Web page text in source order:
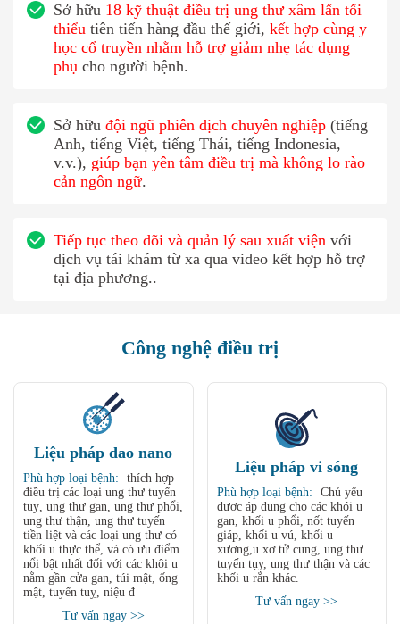
Sở hữu 18 kỹ thuật điều trị ung thư xâm lấn tối
thiểu tiên tiến hàng đầu thế giới, kết hợp cùng y
học cổ truyền nhằm hỗ trợ giảm nhẹ tác dụng
phụ cho người bệnh.
Sở hữu đội ngũ phiên dịch chuyên nghiệp (tiếng
Anh, tiếng Việt, tiếng Thái, tiếng Indonesia,
v.v.), giúp bạn yên tâm điều trị mà không lo rào
cản ngôn ngữ.
Tiếp tục theo dõi và quản lý sau xuất viện với
dịch vụ tái khám từ xa qua video kết hợp hỗ trợ
tại địa phương..
Công nghệ điều trị
Liệu pháp dao nano
Phù hợp loại bệnh:
thích hợp
điều trị các loại ung thư tuyến
tuỵ, ung thư gan, ung thư phổi,
ung thư thận, ung thư tuyến
tiền liệt và các loại ung thư có
khối u thực thể, và có ưu điểm
nổi bật nhất đối với các khôi u
nằm gần cửa gan, túi mật, ống
mật, tuyến tuỵ, niệu đ
Tư vấn ngay >>
Liệu pháp vi sóng
Phù hợp loại bệnh:
Chủ yếu
được áp dụng cho các khói u
gan, khối u phổi, nốt tuyến
giáp, khối u vú, khối u
xương,u xơ tử cung, ung thư
tuyến tụy, ung thư thận và các
khối u rắn khác.
Tư vấn ngay >>